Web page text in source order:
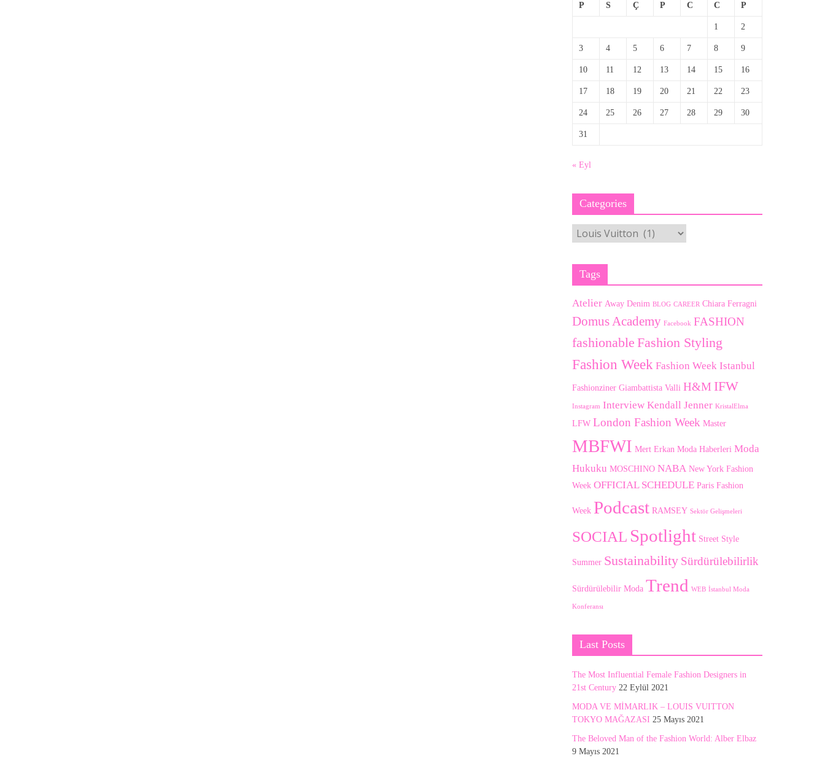
P
S Ç P C C P
1 2
3 4 5 6 7 8 9
10 11 12 13 14 15 16
17 18 19 20 21 22 23
24 25 26 27 28 29 30
31
« Eyl
Categories
Categories
Tags
Atelier Away Denim BLOG CAREER Chiara Ferragni
Domus Academy Facebook FASHION
fashionable Fashion Styling
Fashion Week Fashion Week Istanbul
Fashionziner Giambattista Valli H&M IFW
Instagram Interview Kendall Jenner KristalElma
LFW London Fashion Week Master
MBFWI Mert Erkan Moda Haberleri Moda
Hukuku MOSCHINO NABA New York Fashion
Week OFFICIAL SCHEDULE Paris Fashion
Week Podcast RAMSEY Sektör Gelişmeleri
SOCIAL Spotlight Street Style
Summer Sustainability Sürdürülebilirlik
Sürdürülebilir Moda Trend WEB İstanbul Moda
Konferansı
Last Posts
The Most Influential Female Fashion Designers in
21st Century 22 Eylül 2021
MODA VE MİMARLIK – LOUIS VUITTON
TOKYO MAĞAZASI 25 Mayıs 2021
The Beloved Man of the Fashion World: Alber Elbaz
9 Mayıs 2021